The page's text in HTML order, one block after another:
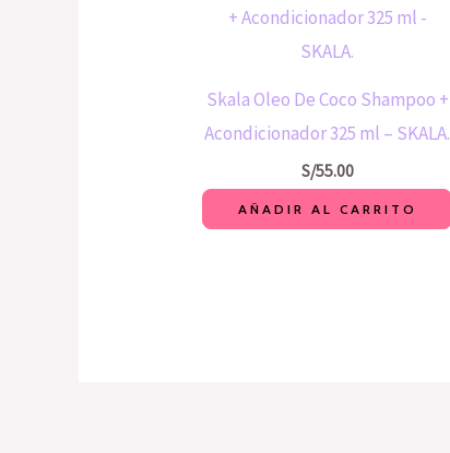
Skala Oleo De Coco Shampoo +
Acondicionador 325 ml – SKALA.
S/55.00
AÑADIR AL CARRITO